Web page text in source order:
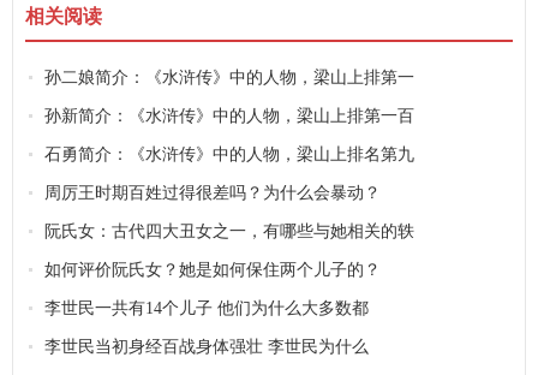
相关阅读
孙二娘简介：《水浒传》中的人物，梁山上排第一
孙新简介：《水浒传》中的人物，梁山上排第一百
石勇简介：《水浒传》中的人物，梁山上排名第九
周厉王时期百姓过得很差吗？为什么会暴动？
阮氏女：古代四大丑女之一，有哪些与她相关的轶
如何评价阮氏女？她是如何保住两个儿子的？
李世民一共有14个儿子 他们为什么大多数都
李世民当初身经百战身体强壮 李世民为什么